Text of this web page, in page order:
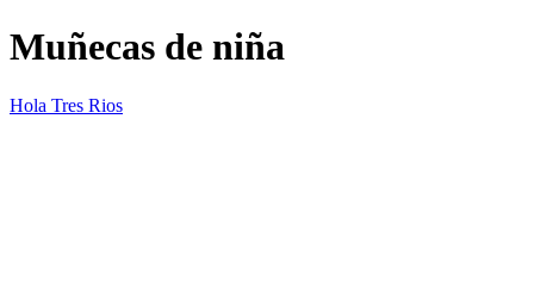
Muñecas de niña
Hola Tres Rios